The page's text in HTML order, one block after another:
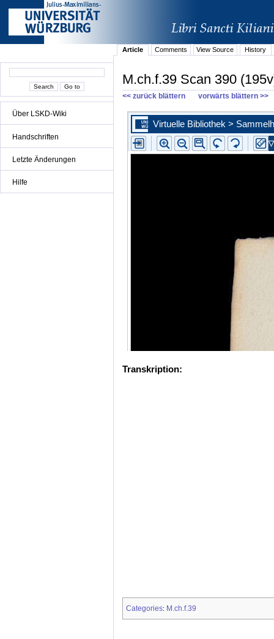
Über LSKD-Wiki
Handschriften
Letzte Änderungen
Hilfe
Article Comments View Source History
M.ch.f.39 Scan 390
<< zurück blättern vorwärts blättern >>
Transkription:
Categories: M.ch.f.39